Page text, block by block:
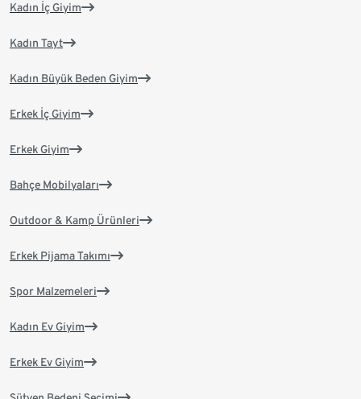
Kadın İç Giyim
Kadın Tayt
Kadın Büyük Beden Giyim
Erkek İç Giyim
Erkek Giyim
Bahçe Mobilyaları
Outdoor & Kamp Ürünleri
Erkek Pijama Takımı
Spor Malzemeleri
Kadın Ev Giyim
Erkek Ev Giyim